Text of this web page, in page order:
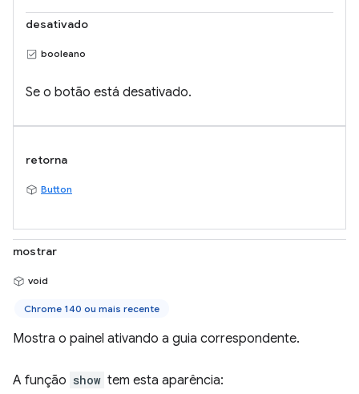
desativado
booleano
Se o botão está desativado.
retorna
Button
mostrar
void
Chrome 140 ou mais recente
Mostra o painel ativando a guia correspondente.
A função show tem esta aparência: